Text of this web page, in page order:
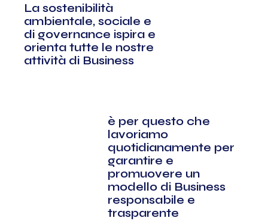
La sostenibilità
ambientale, sociale e
di governance ispira e
orienta tutte le nostre
attività di Business
è per questo che
lavoriamo
quotidianamente per
garantire e
promuovere un
modello di Business
responsabile e
trasparente